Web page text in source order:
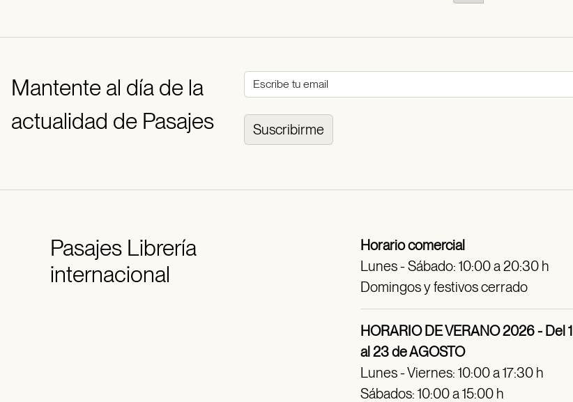
Mantente al día de la
actualidad de Pasajes
Suscribirme
PasajesLibrería
internacional
Horario comercial
Lunes - Sábado: 10:00 a 20:30 h
Domingos y festivos cerrado
HORARIO DE VERANO 2026 - Del 1
al 23 de AGOSTO
Lunes - Viernes: 10:00 a 17:30 h
Sábados: 10:00 a 15:00 h